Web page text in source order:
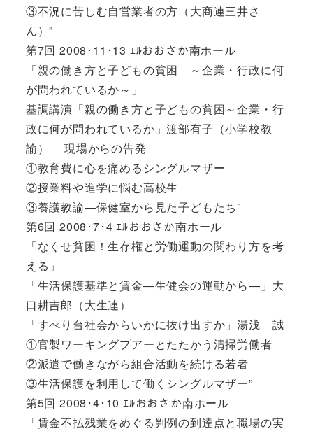
③不況に苦しむ自営業者の方（大商連三井さ
ん）”
第7回 2008･11･13 ｴﾙおおさか南ホール
「親の働き方と子どもの貧困 ～企業・行政に何
が問われているか～」
基調講演「親の働き方と子どもの貧困～企業・行
政に何が問われているか」渡部有子（小学校教
諭） 現場からの告発
①教育費に心を痛めるシングルマザー
②授業料や進学に悩む高校生
③養護教諭―保健室から見た子どもたち”
第6回 2008･7･4 ｴﾙおおさか南ホール
「なくせ貧困！生存権と労働運動の関わり方を考
える」
「生活保護基準と賃金―生健会の運動から―」大
口耕吉郎（大生連）
「すべり台社会からいかに抜け出すか」湯浅 誠
①官製ワーキングプアーとたたかう清掃労働者
②派遣で働きながら組合活動を続ける若者
③生活保護を利用して働くシングルマザー”
第5回 2008･4･10 ｴﾙおおさか南ホール
「賃金不払残業をめぐる判例の到達点と職場の実